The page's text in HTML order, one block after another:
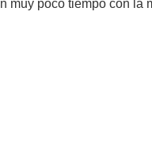
muy poco tiempo con la